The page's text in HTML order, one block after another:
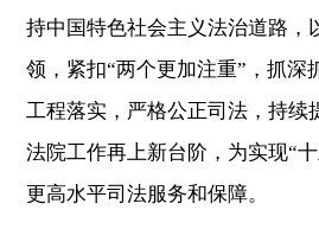
持中国特色社会主义法治道路，
领，紧扣“两个更加注重”，抓深
工程落实，严格公正司法，持续
法院工作再上新台阶，为实现“
更高水平司法服务和保障。